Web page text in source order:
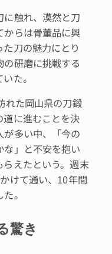
触れ、漠然と刀
からは骨董品に興
刀の魅力にとり
研磨に挑戦する
た。
れた岡山県の刀鍛
に進むことを決
多い中、「今の
」と不安を抱い
えたという。週末
けて通い、10年間
。
驚き